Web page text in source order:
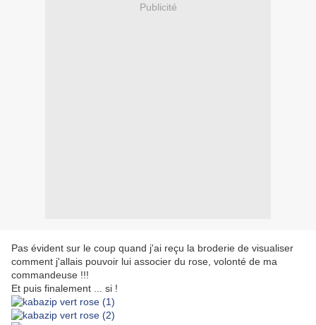
Publicité
Pas évident sur le coup quand j'ai reçu la broderie de visualiser
comment j'allais pouvoir lui associer du rose, volonté de ma
commandeuse !!!
Et puis finalement ... si !